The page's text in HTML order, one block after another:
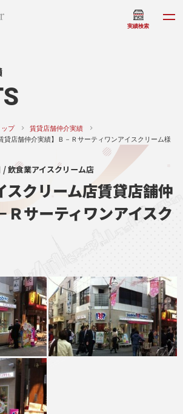
実績検索
ップ
賃貸店舗仲介実績
貸店舗仲介実績】Ｂ－Ｒサーティワンアイスクリーム様
飲食業アイスクリーム店
スクリーム店賃貸店舗仲
Ｒサーティワンアイスク